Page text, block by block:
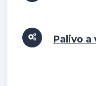
Palivo a